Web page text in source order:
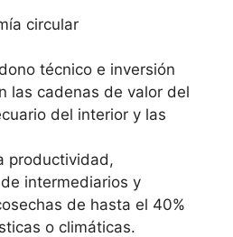
circular
técnico e inversión
las cadenas de valor del
del interior y las
productividad,
intermediarios y
de hasta el 40%
o climáticas.